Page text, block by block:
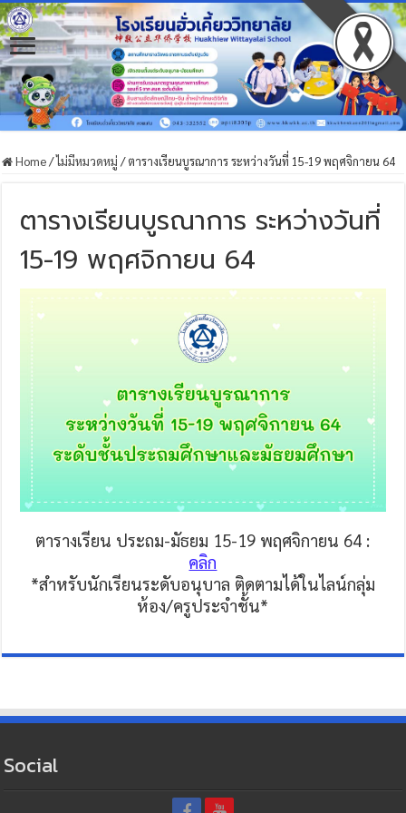
Home/ไม่มีหมวดหมู่ / ตารางเรียนบูรณาการ ระหว่างวันที่ 15-19 พฤศจิกายน 64
ตารางเรียนบูรณาการ ระหว่างวันที่
15-19 พฤศจิกายน 64
ตารางเรียน ประถม-มัธยม 15-19 พฤศจิกายน 64 :
คลิก
*สำหรับนักเรียนระดับอนุบาล ติดตามได้ในไลน์กลุ่ม
ห้อง/ครูประจำชั้น*
Social